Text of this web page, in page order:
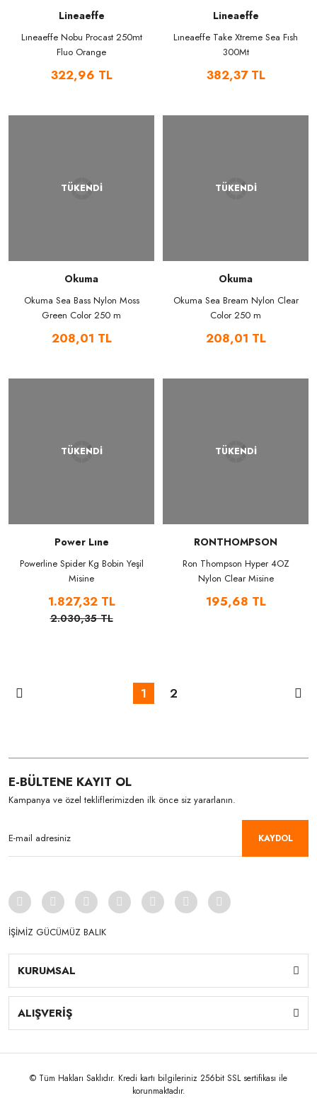
Lineaeffe
Lıneaeffe Nobu Procast 250mt
Fluo Orange
322,96 TL
Lineaeffe
Lıneaeffe Take Xtreme Sea Fısh
300Mt
382,37 TL
TÜKENDİ
Okuma
Okuma Sea Bass Nylon Moss
Green Color 250 m
208,01 TL
TÜKENDİ
Okuma
Okuma Sea Bream Nylon Clear
Color 250 m
208,01 TL
TÜKENDİ
Power Lıne
Powerline Spider Kg Bobin Yeşil
Misine
1.827,32 TL
2.030,35 TL
TÜKENDİ
RONTHOMPSON
Ron Thompson Hyper 4OZ
Nylon Clear Misine
195,68 TL
1 2
E-BÜLTENE KAYIT OL
Kampanya ve özel tekliflerimizden ilk önce siz yararlanın.
KAYDOL
İŞİMİZ GÜCÜMÜZ BALIK
KURUMSAL
ALIŞVERİŞ
© Tüm Hakları Saklıdır. Kredi kartı bilgileriniz 256bit SSL sertifikası ile
korunmaktadır.